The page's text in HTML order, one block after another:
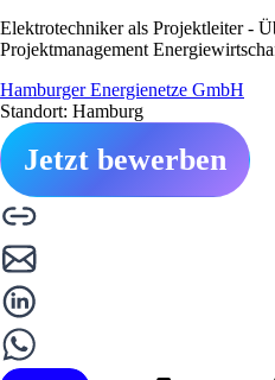
Elektrotechniker als Projektleiter -
Projektmanagement
Hamburger Energienetze GmbH
Standort: Hamburg
Jetzt bewerben